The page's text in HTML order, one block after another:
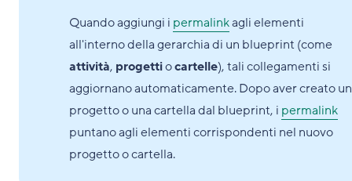
Quando aggiungi i permalinkagli elementi
all'interno della gerarchia di un blueprint (come
attività, progettiocartelle), tali collegamenti si
aggiornano automaticamente. Dopo aver creato un
progetto o una cartella dal blueprint, i permalink
puntano agli elementi corrispondenti nel nuovo
progetto o cartella.